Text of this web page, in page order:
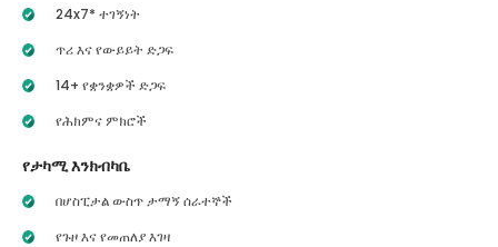
24x7* ተገኝነት
ጥሪ እና የውይይት ድጋፍ
14+ የቋንቋዎች ድጋፍ
የሕክምና ምክሮች
የታካሚ እንክብካቤ
በሆስፒታል ውስጥ ታማኝ ሰራተኞች
የጉዞ እና የመጠለያ እገዛ